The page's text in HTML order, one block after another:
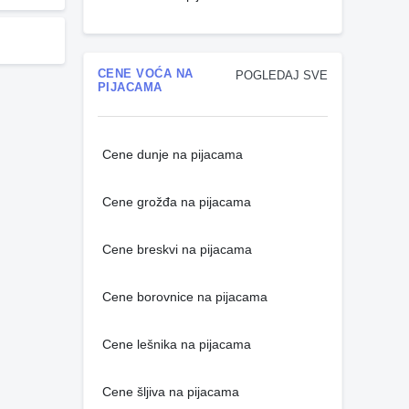
POGLEDAJ SVE
CENE VOĆA NA
PIJACAMA
Cene dunje na pijacama
Cene grožđa na pijacama
Cene breskvi na pijacama
Cene borovnice na pijacama
Cene lešnika na pijacama
Cene šljiva na pijacama